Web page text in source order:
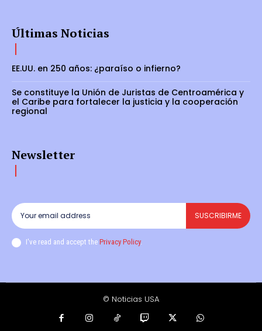
Últimas Noticias
EE.UU. en 250 años: ¿paraíso o infierno?
Se constituye la Unión de Juristas de Centroamérica y
el Caribe para fortalecer la justicia y la cooperación
regional
Newsletter
SUSCRIBIRME
I've read and accept the Privacy Policy.
© Noticias USA